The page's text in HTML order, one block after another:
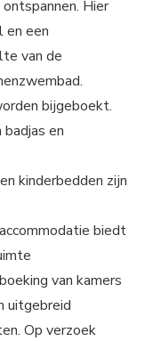
Hier
en een
van de
bijgeboekt.
en
kinderbedden zijn
biedt
van kamers
uitgebreid
Op verzoek